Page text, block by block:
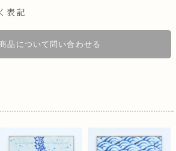
表記
品について問い合わせる